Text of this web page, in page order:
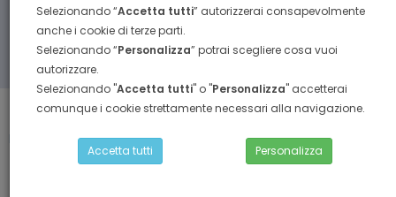
SICUREZZA LAVORO corso primo soccorso
Torna indietro
Selezionando “Accetta tutti” autorizzerai consapevolmente
anche i cookie di terze parti.
Selezionando “Personalizza” potrai scegliere cosa vuoi
autorizzare.
Selezionando "Accetta tutti" o "Personalizza" accetterai
comunque i cookie strettamente necessari alla navigazione.
Accetta tutti Personalizza